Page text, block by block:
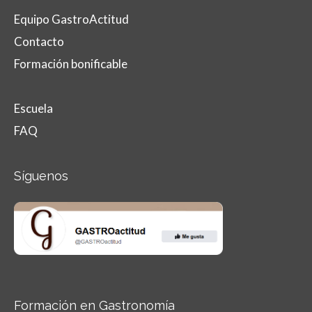
Equipo GastroActitud
Contacto
Formación bonificable
Escuela
FAQ
Síguenos
Formación en Gastronomía